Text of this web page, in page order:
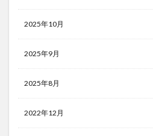
2025年10月
2025年9月
2025年8月
2022年12月